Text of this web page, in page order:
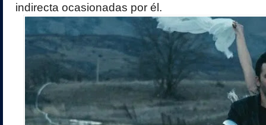
indirecta ocasionadas por él.